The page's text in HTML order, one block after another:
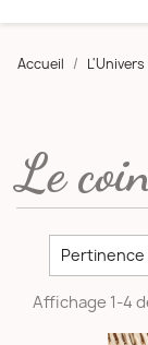
Accueil
Le
Pertinence
Affichage 1-4